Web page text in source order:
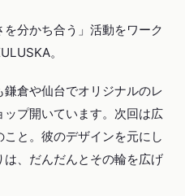
分かち合う」活動をワーク
。
鎌倉や仙台でオリジナルのレ
プ開いています。次回は広
と。彼のデザインを元にし
、だんだんとその輪を広げ